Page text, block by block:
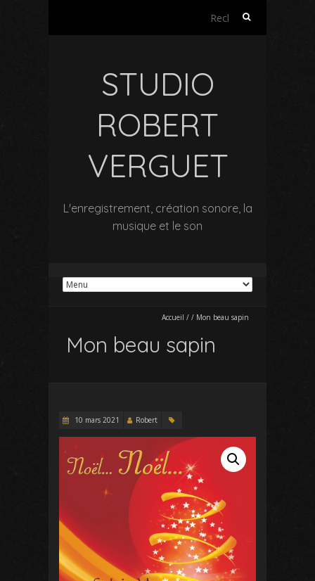
Rechercher :
STUDIO
ROBERT
VERGUET
L'enregistrement, création sonore, la
musique et le son
Accueil / / Mon beau sapin
Mon beau sapin
10 mars 2021 Robert